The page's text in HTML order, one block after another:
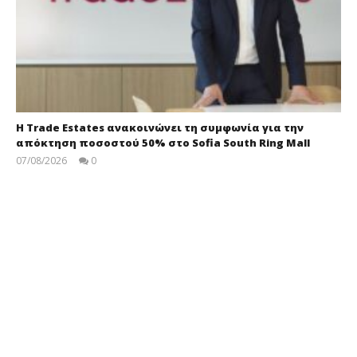
Η Trade Estates ανακοινώνει τη συμφωνία για την
απόκτηση ποσοστού 50% στο Sofia South Ring Mall
07/08/2026 0